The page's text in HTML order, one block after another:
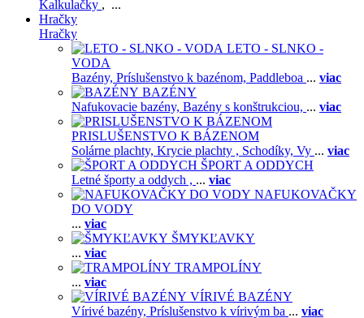
Kalkulačky , ...
Hračky
Hračky
LETO - SLNKO -
VODA
Bazény, Príslušenstvo k bazénom, Paddleboa ... viac
BAZÉNY
Nafukovacie bazény, Bazény s konštrukciou, ... viac
PRISLUŠENSTVO K BÁZENOM
Solárne plachty, Krycie plachty , Schodíky, Vy ... viac
ŠPORT A ODDYCH
Letné športy a oddych , ... viac
NAFUKOVAČKY
DO VODY
... viac
ŠMYKĽAVKY
... viac
TRAMPOLÍNY
... viac
VÍRIVÉ BAZÉNY
Vírivé bazény, Príslušenstvo k vírivým ba ... viac